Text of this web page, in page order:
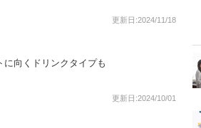
更新日:2024/11/18
向くドリンクタイプも
更新日:2024/10/01